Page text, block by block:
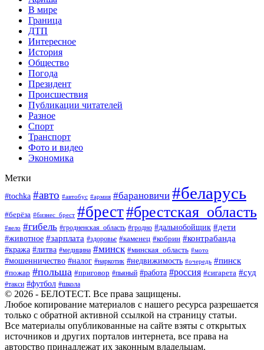
В мире
Граница
ДТП
Интересное
История
Общество
Погода
Президент
Происшествия
Публикации читателей
Разное
Спорт
Транспорт
Фото и видео
Экономика
Метки
#tochka #авто #автобус #армия #барановичи #беларусь
#берёза #бизнес_брест #брест#брестская_область
#вело #гибель #гродненская_область #гродно #дальнобойщик #дети
#животное #зарплата #здоровье #каменец #кобрин #контрабанда
#кража #литва #медицина #минск #минская_область #мото
#мошенничество #налог #наркотик #недвижимость #очередь #пинск
#пожар #польша #приговор #пьяный #работа #россия #сигарета #суд
#такси #футбол #школа
© 2026 - БЕЛОТЕСТ. Все права защищены.
Любое копирование материалов с нашего ресурса разрешается
только с обратной активной ссылкой на страницу статьи.
Все материалы опубликованные на сайте взяты с открытых
источников и других порталов интернета, все права на
авторство принадлежат их законным владельцам.